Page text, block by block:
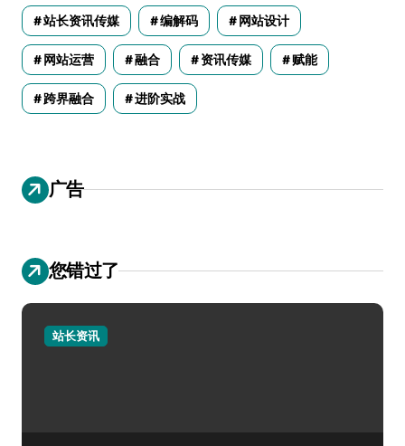
站长资讯传媒 编解码 网站设计
网站运营 融合 资讯传媒 赋能
跨界融合 进阶实战
广告
您错过了
站长资讯